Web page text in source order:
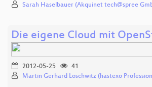
Sarah Haselbauer (Akquinet tech@spree
Die eigene Cloud mit
2012-05-25
41
Martin Gerhard Loschwitz (hastexo